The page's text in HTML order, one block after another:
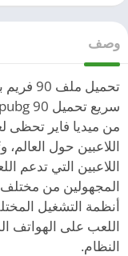
وصف
تحميل
اللاعبين حول العالم،
اللاعبين التي تدعم
المجهولين من مختلف
أنظمة التشغيل
اللعب على الهواتف
النظام.